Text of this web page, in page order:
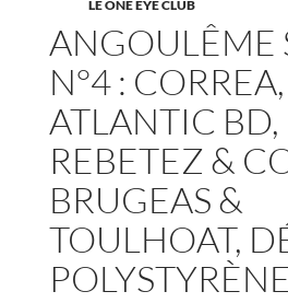
LE ONE EYE CLUB
ANGOULÊME
N°4 : CORREA,
ATLANTIC BD,
REBETEZ &
BRUGEAS &
TOULHOAT,
POLYSTYRÈNE